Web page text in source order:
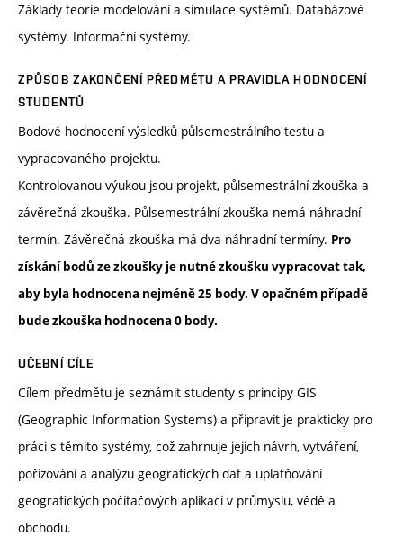
Základy teorie modelování a simulace systémů. Databázové
systémy. Informační systémy.
ZPŮSOB ZAKONČENÍ PŘEDMĚTU A PRAVIDLA HODNOCENÍ
STUDENTŮ
Bodové hodnocení výsledků půlsemestrálního testu a
vypracovaného projektu.
Kontrolovanou výukou jsou projekt, půlsemestrální zkouška a
závěrečná zkouška. Půlsemestrální zkouška nemá náhradní
termín. Závěrečná zkouška má dva náhradní termíny. Pro
získání bodů ze zkoušky je nutné zkoušku vypracovat tak,
aby byla hodnocena nejméně 25 body. V opačném případě
bude zkouška hodnocena 0 body.
UČEBNÍ CÍLE
Cílem předmětu je seznámit studenty s principy GIS
(Geographic Information Systems) a připravit je prakticky pro
práci s těmito systémy, což zahrnuje jejich návrh, vytváření,
pořizování a analýzu geografických dat a uplatňování
geografických počítačových aplikací v průmyslu, vědě a
obchodu.